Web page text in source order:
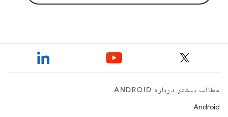
مطالب بیشتر درباره ANDROID
Android